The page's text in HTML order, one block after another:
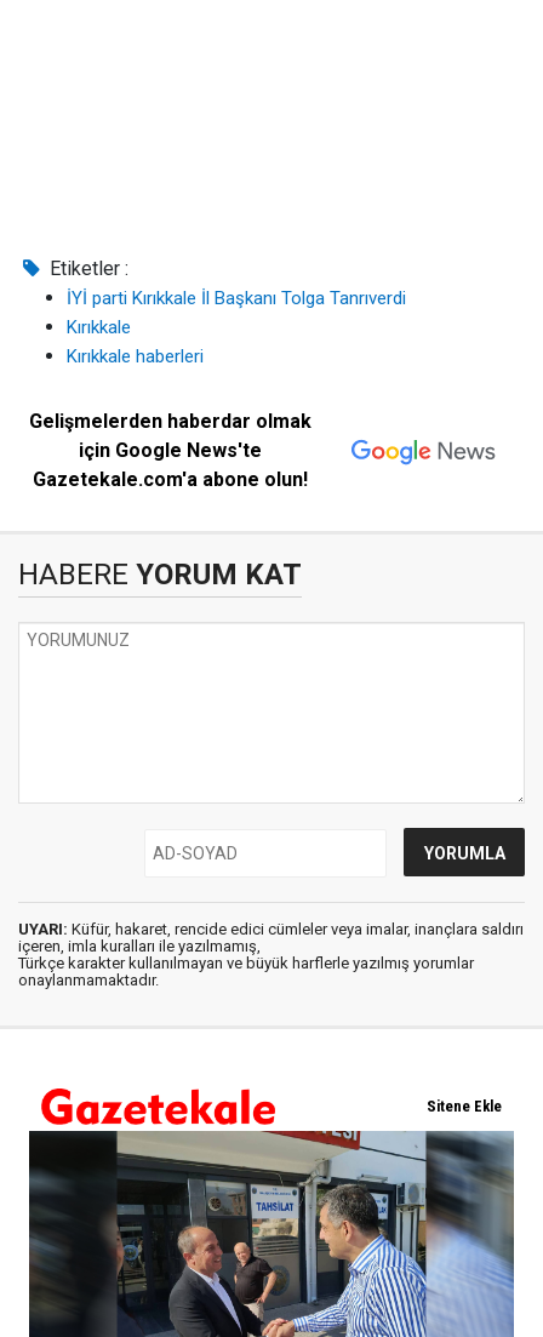
Etiketler :
İYİ parti Kırıkkale İl Başkanı Tolga Tanrıverdi
Kırıkkale
Kırıkkale haberleri
Gelişmelerden haberdar olmak
için Google News'te
Gazetekale.com'a abone olun!
HABERE YORUM KAT
UYARI: Küfür, hakaret, rencide edici cümleler veya imalar, inançlara saldırı
içeren, imla kuralları ile yazılmamış,
Türkçe karakter kullanılmayan ve büyük harflerle yazılmış yorumlar
onaylanmamaktadır.